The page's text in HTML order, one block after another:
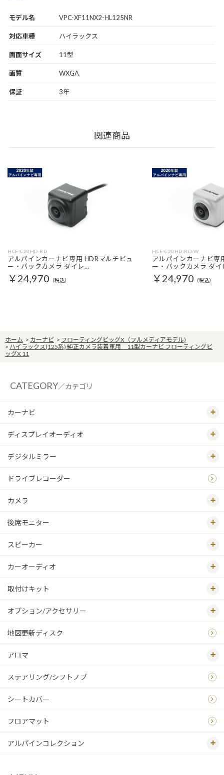
モデル名 VPC-XF11NX2-HL125NR
対応車種 ハイラックス
画面サイズ 11型
画質 WXGA
保証 3年
関連商品
HCE-C20HD-RD
アルパインカーナビ専用 HDRマルチビュ
ー・バックカメラ ダイレ…
￥24,970 （税込）
HCE-C20HD-RD-W
アルパインカーナビ専
ー・バックカメラ ダ
￥24,970 （税込）
ホーム > カーナビ > フローティングビッグX（フルメディアモデル)
> ハイラックス(125系) 純正カメラ装着車用 11型カーナビ フローティングビ
ッグX 11
CATEGORY／カテゴリ
カーナビ
ディスプレイオーディオ
デジタルミラー
ドライブレコーダー
カメラ
後席モニター
スピーカー
カーオーディオ
取付けキット
オプション/アクセサリー
地図更新ディスク
アロマ
ステアリング/シフトノブ
シートカバー
フロアマット
アルパインコレクション